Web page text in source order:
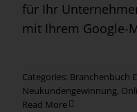
für Ihr
mit Ihrem Google-
Categories: Branchenbuch
Neukundengewinnung,
Read More